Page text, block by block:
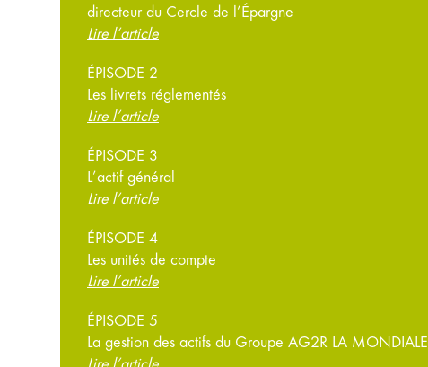
directeur du Cercle de l’Épargne
Lire l’article
ÉPISODE 2
Les livrets réglementés
Lire l’article
ÉPISODE 3
L’actif général
Lire l’article
ÉPISODE 4
Les unités de compte
Lire l’article
ÉPISODE 5
La gestion des actifs du Groupe AG2R LA MONDIALE
Lire l’article